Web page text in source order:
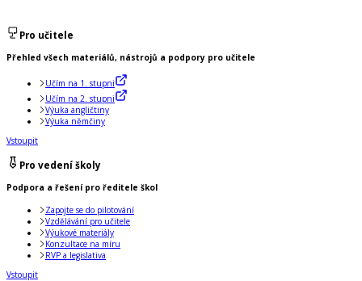
Pro učitele
Přehled všech materiálů, nástrojů a podpory pro učitele
Učím na 1. stupni
Učím na 2. stupni
Výuka angličtiny
Výuka němčiny
Vstoupit
Pro vedení školy
Podpora a řešení pro ředitele škol
Zapojte se do pilotování
Vzdělávání pro učitele
Výukové materiály
Konzultace na míru
RVP a legislativa
Vstoupit